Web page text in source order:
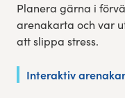
Planera gärna i
arenakarta och var
att slippa stress.
Interaktiv